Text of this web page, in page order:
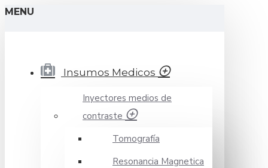
MENU
Insumos Medicos
Inyectores medios de
contraste
Tomografía
Resonancia Magnetica